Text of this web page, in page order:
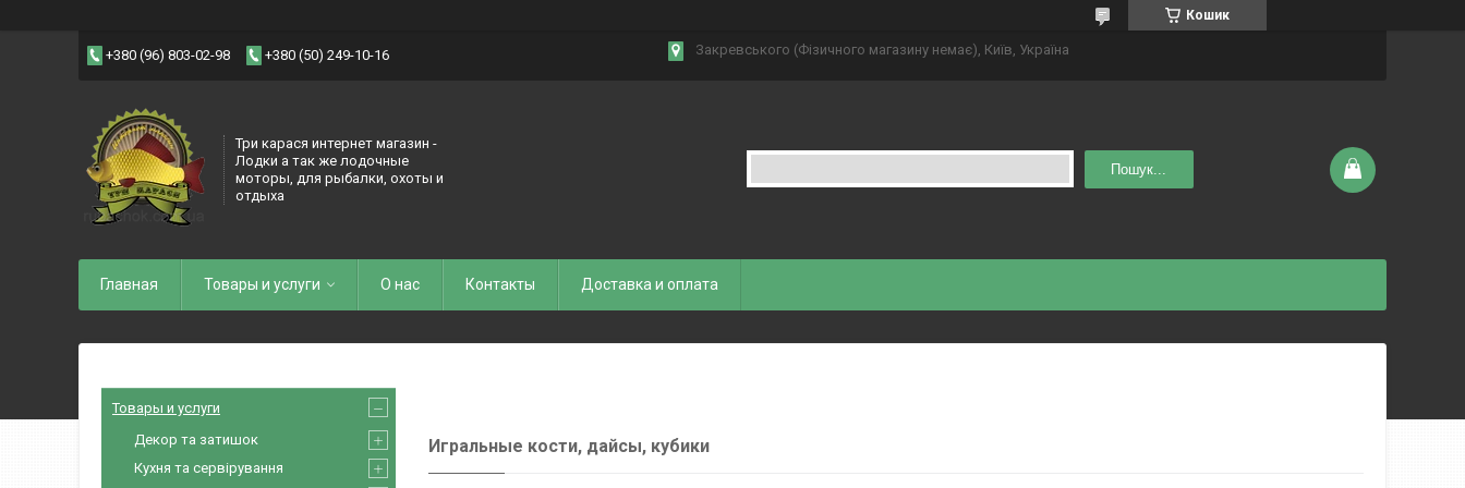
Кошик
+380 (96) 803-02-98 +380 (50) 249-10-16 Закревського (Фізичного магазину немає), Київ, Україна
Три карася интернет магазин -
Лодки а так же лодочные
моторы, для рыбалки, охоты и
отдыха
Пошук...
Главная Товары и услуги О нас Контакты Доставка и оплата
Игральные кости, дайсы, кубики
Товары и услуги
Декор та затишок
Кухня та сервірування